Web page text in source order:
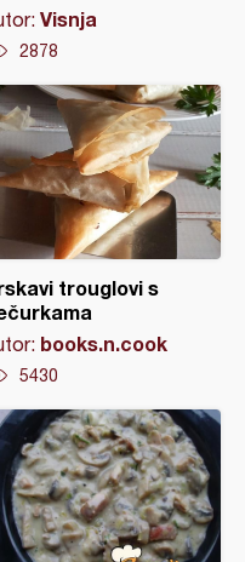
Visnja
2878
trouglovi s
books.n.cook
5430